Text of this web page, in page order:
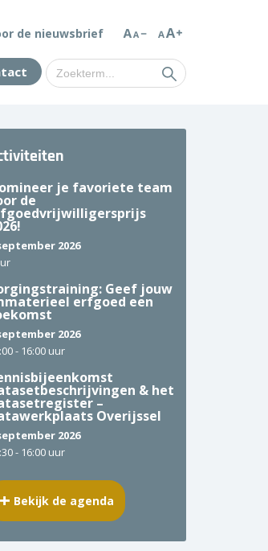
de nieuwsbrief
Zoek
naar:
je favoriete team
de
2026
Geef jouw
erfgoed een
2026
- 16:00 uur
& het
–
Overijssel
2026
- 16:00 uur
Bekijk de agenda